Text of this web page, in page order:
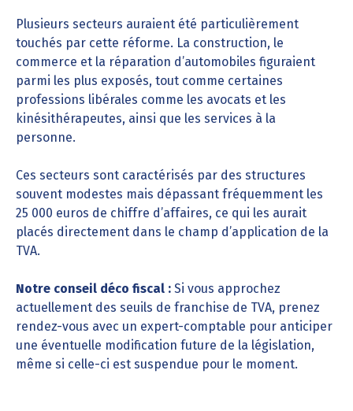
Plusieurs secteurs auraient été particulièrement
touchés par cette réforme. La construction, le
commerce et la réparation d’automobiles figuraient
parmi les plus exposés, tout comme certaines
professions libérales comme les avocats et les
kinésithérapeutes, ainsi que les services à la
personne.
Ces secteurs sont caractérisés par des structures
souvent modestes mais dépassant fréquemment les
25 000 euros de chiffre d’affaires, ce qui les aurait
placés directement dans le champ d’application de la
TVA.
Notre conseil déco fiscal : Si vous approchez
actuellement des seuils de franchise de TVA, prenez
rendez-vous avec un expert-comptable pour anticiper
une éventuelle modification future de la législation,
même si celle-ci est suspendue pour le moment.